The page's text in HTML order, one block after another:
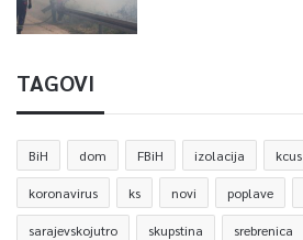
TAGOVI
BiH dom FBiH izolacija kcus
koronavirus ks novi poplave
sarajevskojutro skupstina srebrenica